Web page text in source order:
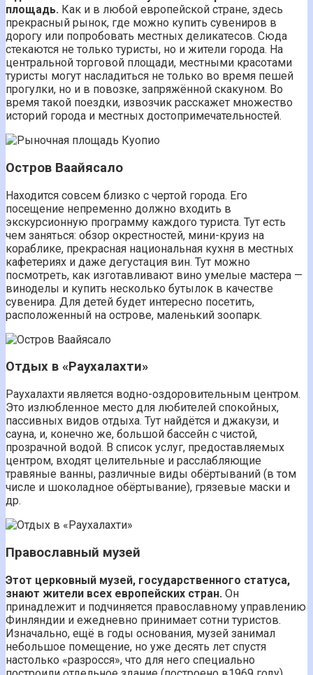
площадь. Как и в любой европейской стране, здесь
прекрасный рынок, где можно купить сувениров в
дорогу или попробовать местных деликатесов. Сюда
стекаются не только туристы, но и жители города. На
центральной торговой площади, местными красотами
туристы могут насладиться не только во время пешей
прогулки, но и в повозке, запряжённой скакуном. Во
время такой поездки, извозчик расскажет множество
историй города и местных достопримечательностей.
Остров Ваайясало
Находится совсем близко с чертой города. Его
посещение непременно должно входить в
экскурсионную программу каждого туриста. Тут есть
чем заняться: обзор окрестностей, мини-круиз на
кораблике, прекрасная национальная кухня в местных
кафетериях и даже дегустация вин. Тут можно
посмотреть, как изготавливают вино умелые мастера —
виноделы и купить несколько бутылок в качестве
сувенира. Для детей будет интересно посетить,
расположенный на острове, маленький зоопарк.
Отдых в «Раухалахти»
Раухалахти является водно-оздоровительным центром.
Это излюбленное место для любителей спокойных,
пассивных видов отдыха. Тут найдётся и джакузи, и
сауна, и, конечно же, большой бассейн с чистой,
прозрачной водой. В список услуг, предоставляемых
центром, входят целительные и расслабляющие
травяные ванны, различные виды обёртываний (в том
числе и шоколадное обёртывание), грязевые маски и
др.
Православный музей
Этот церковный музей, государственного статуса,
знают жители всех европейских стран. Он
принадлежит и подчиняется православному управлению
Финляндии и ежедневно принимает сотни туристов.
Изначально, ещё в годы основания, музей занимал
небольшое помещение, но уже десять лет спустя
настолько «разросся», что для него специально